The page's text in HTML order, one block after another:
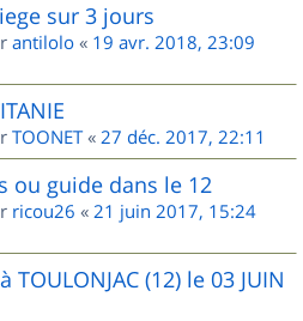
sur 3 jours
antilolo « 19 avr. 2018, 23:09
TOONET« 27 déc. 2017, 22:11
ou guide dans le 12
ricou26 « 21 juin 2017, 15:24
TOULONJAC (12) le 03 JUIN